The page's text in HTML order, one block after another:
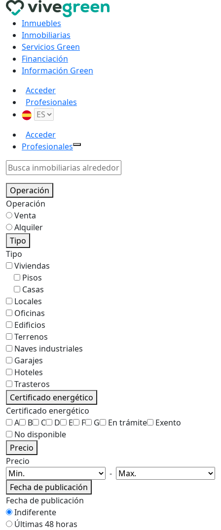
Inmuebles
Inmobiliarias
Servicios Green
Financiación
Información Green
Acceder
Profesionales
Acceder
Profesionales
Operación
Operación
Venta
Alquiler
Tipo
Tipo
Viviendas
Pisos
Casas
Locales
Oficinas
Edificios
Terrenos
Naves industriales
Garajes
Hoteles
Trasteros
Certificado energético
Certificado energético
A
B C D E F G En trámite
Exento
No disponible
Precio
Precio
-
Fecha de publicación
Fecha de publicación
Indiferente
Últimas 48 horas